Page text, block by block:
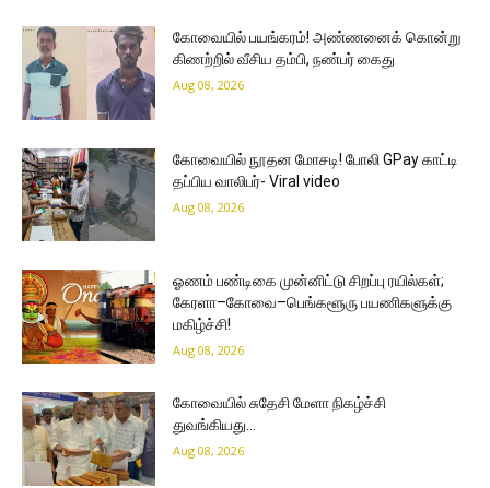
கோவையில் பயங்கரம்! அண்ணனைக் கொன்று
கிணற்றில் வீசிய தம்பி, நண்பர் கைது
Aug 08, 2026
கோவையில் நூதன மோசடி! போலி GPay காட்டி
தப்பிய வாலிபர்- Viral video
Aug 08, 2026
ஓணம் பண்டிகை முன்னிட்டு சிறப்பு ரயில்கள்;
கேரளா–கோவை–பெங்களூரு பயணிகளுக்கு
மகிழ்ச்சி!
Aug 08, 2026
கோவையில் சுதேசி மேளா நிகழ்ச்சி
துவங்கியது…
Aug 08, 2026